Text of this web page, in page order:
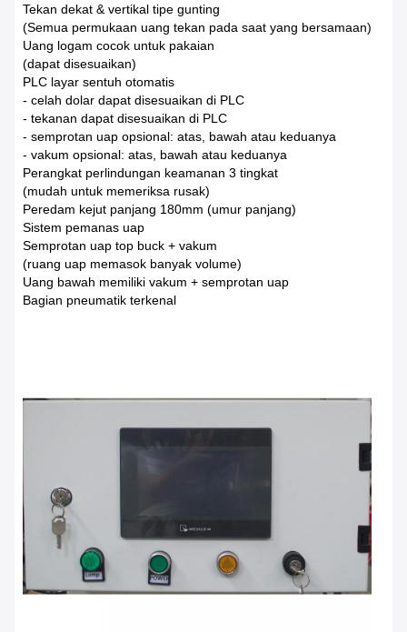
Tekan dekat & vertikal tipe gunting
(Semua permukaan uang tekan pada saat yang bersamaan)
Uang logam cocok untuk pakaian
(dapat disesuaikan)
PLC layar sentuh otomatis
- celah dolar dapat disesuaikan di PLC
- tekanan dapat disesuaikan di PLC
- semprotan uap opsional: atas, bawah atau keduanya
- vakum opsional: atas, bawah atau keduanya
Perangkat perlindungan keamanan 3 tingkat
(mudah untuk memeriksa rusak)
Peredam kejut panjang 180mm (umur panjang)
Sistem pemanas uap
Semprotan uap top buck + vakum
(ruang uap memasok banyak volume)
Uang bawah memiliki vakum + semprotan uap
Bagian pneumatik terkenal